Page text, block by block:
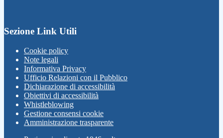
Sezione Link Utili
Cookie policy
Note legali
Informativa Privacy
Ufficio Relazioni con il Pubblico
Dichiarazione di accessibilità
Obiettivi di accessibilità
Whistleblowing
Gestione consensi cookie
Amministrazione trasparente